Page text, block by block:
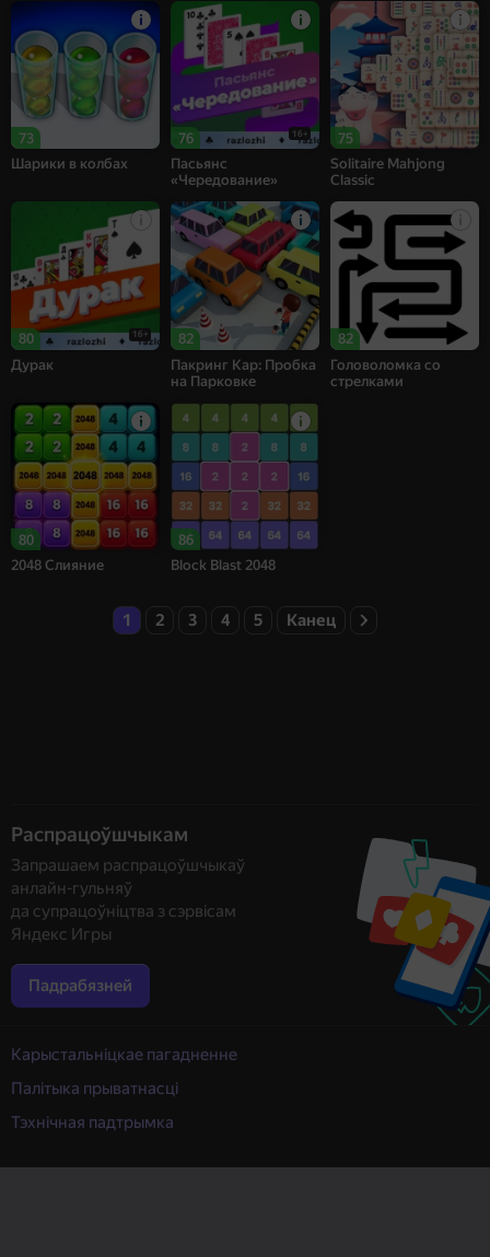
73
Шарики в колбах
76 16+
Пасьянс
«Чередование»
75
Solitaire Mahjong
Classic
80 16+
Дурак
82
Пакринг Кар: Пробка
на Парковке
82
Головоломка со
стрелками
80
2048 Слияние
86
Block Blast 2048
1 2 3 4 5 Канец
Распрацоўшчыкам
Запрашаем распрацоўшчыкаў
анлайн-гульняў
да супрацоўніцтва з сэрвісам
Яндекс Игры
Падрабязней
Карыстальніцкае пагадненне
Палітыка прыватнасці
Тэхнічная падтрымка